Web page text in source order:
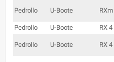
Pedrollo U-Boote
Pedrollo U-Boote RX 4
Pedrollo U-Boote RX 4